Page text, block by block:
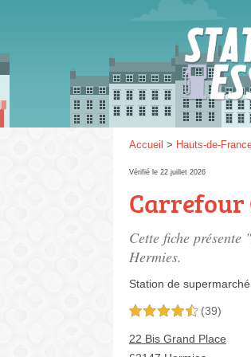
Accueil > Hauts-de-
Vérifié le 22 juillet 2026
Carrefour
Cette fiche
Hermies.
Station de supermarché
4,5 étoiles sur 5 (39)
22 Bis Grand Place